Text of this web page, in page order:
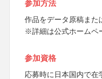
参加方法
作品をデータ原稿また
※詳細は公式ホームペ
参加資格
応募時に日本国内で在